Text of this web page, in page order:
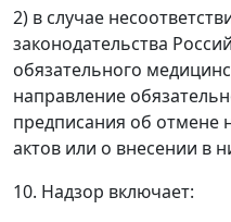
2) в случае
законодательства
обязательного
направление
предписания об отмене
актов или о внесении в
10. Надзор включает: